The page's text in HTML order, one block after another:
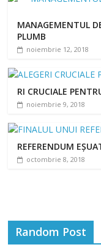
MANAGEMENTUL
PLUMB
noiembrie 12, 2018
RI CRUCIALE
noiembrie 9, 2018
REFERENDUM
octombrie 8, 2018
Random Post